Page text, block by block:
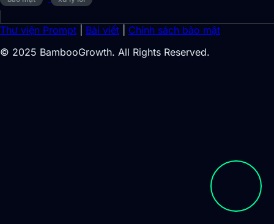
Thư viện Prompt Bài viết
Chính sách bảo mật
© 2025 BambooGrowth. All Rights Reserved.